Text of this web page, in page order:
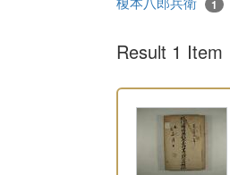
1
Result 1 Item